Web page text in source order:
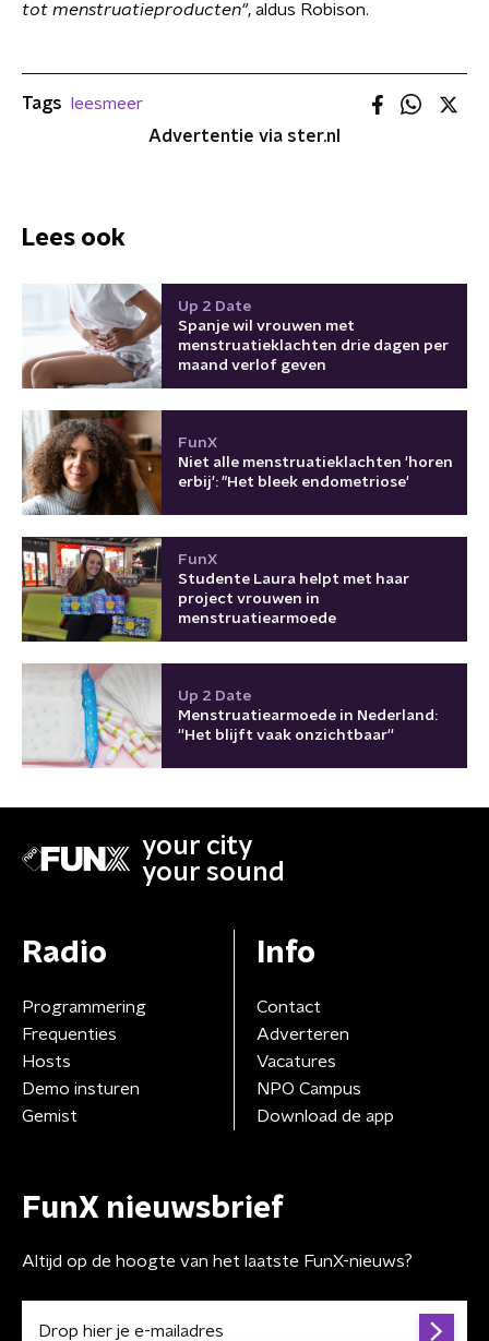
tot menstruatieproducten", aldus Robison.
Tags
leesmeer
Advertentie via ster.nl
Lees ook
Up 2 Date
Spanje wil vrouwen met
menstruatieklachten drie dagen per
maand verlof geven
FunX
Niet alle menstruatieklachten 'horen
erbij': "Het bleek endometriose'
FunX
Studente Laura helpt met haar
project vrouwen in
menstruatiearmoede
Up 2 Date
Menstruatiearmoede in Nederland:
''Het blijft vaak onzichtbaar''
your city
your sound
Radio
Programmering
Frequenties
Hosts
Demo insturen
Gemist
Info
Contact
Adverteren
Vacatures
NPO Campus
Download de app
FunX nieuwsbrief
Altijd op de hoogte van het laatste FunX-nieuws?